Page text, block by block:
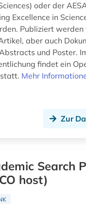
(1)
biographie (2)
bioinformatik (1)
botanischer garten (1)
oder der
Excellence in
Publiziert werden
aber auch
und Poster.
findet ein
Mehr
Zur
Search
host)